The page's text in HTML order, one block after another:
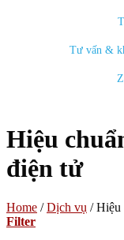
Tư vấn &
Hiệu
điện tử
Home / Dịch vụ /Hiệu
Filter